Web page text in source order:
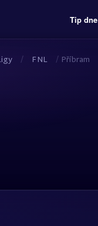
Tip dne
/ FNL / Příbram